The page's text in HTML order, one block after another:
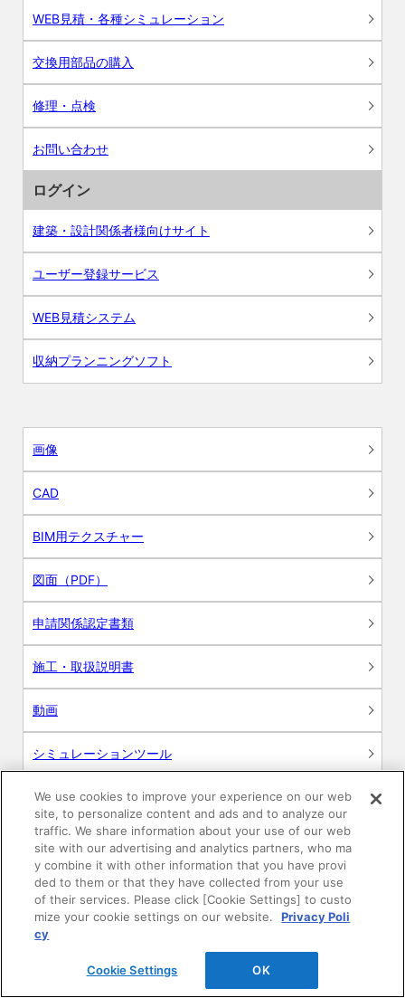
WEB見積・各種シミュレーション
交換用部品の購入
修理・点検
お問い合わせ
ログイン
建築・設計関係者様向けサイト
ユーザー登録サービス
WEB見積システム
収納プランニングソフト
画像
CAD
BIM用テクスチャー
図面（PDF）
申請関係認定書類
施工・取扱説明書
動画
シミュレーションツール
24時間換気システム〈エアスマート〉
簡易設計見積ソフト
R&Dセンター環境測定・分析サービス
商品マスター申し込み
We use cookies to improve your experience on our web
site, to personalize content and ads and to analyze our
traffic. We share information about your use of our web
site with our advertising and analytics partners, who ma
y combine it with other information that you have provi
ded to them or that they have collected from your use
of their services. Please click [Cookie Settings] to custo
mize your cookie settings on our website.
Privacy Poli
cy
Cookie Settings OK